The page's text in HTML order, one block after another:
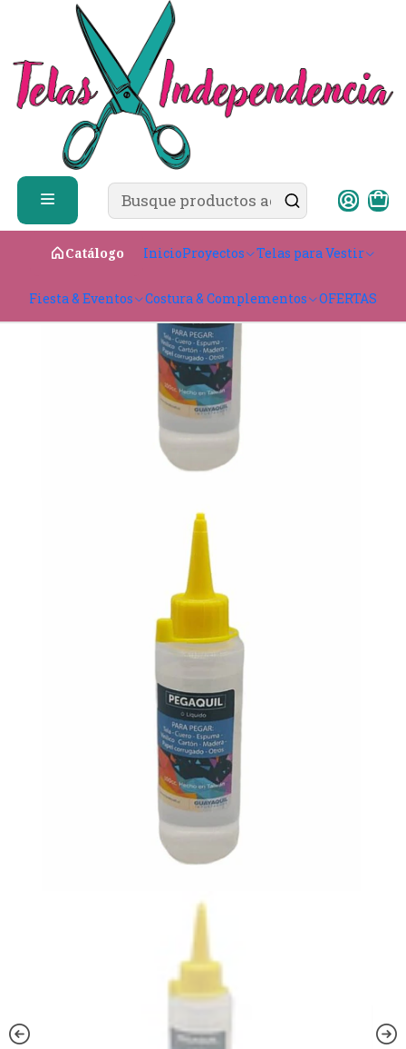
Catálogo InicioProyectos Telas para Vestir
Fiesta & Eventos Costura & Complementos OFERTAS
✨ ¿Cómo comprar?
Costura & Complementos
🪡 Accesorios de Costura